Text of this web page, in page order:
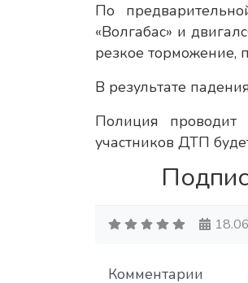
По
«Волгабас» и
резкое торможение,
В результате
Полиция проводит
участников ДТП
Комментарии